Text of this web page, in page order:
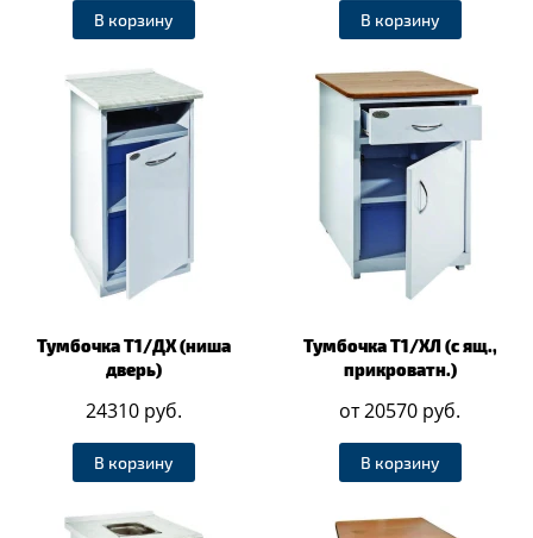
В корзину В корзину
Тумбочка Т1/ДХ (ниша
дверь)
24310 руб.
В корзину
Тумбочка Т1/ХЛ (с ящ.,
прикроватн.)
от 20570 руб.
В корзину